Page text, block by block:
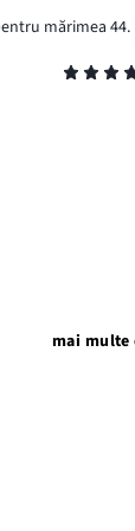
mărimea 44.
mai